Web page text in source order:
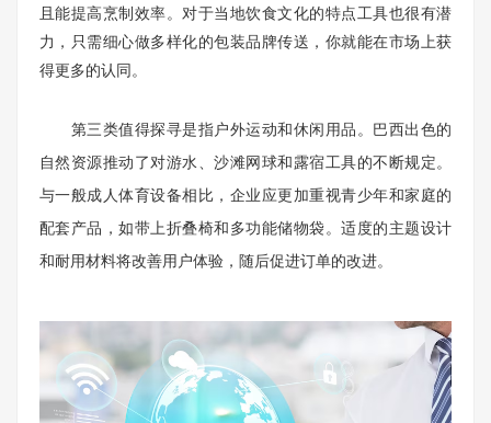
且能提高烹制效率。对于当地饮食文化的特点工具也很有潜
力，只需细心做多样化的包装品牌传送，你就能在市场上获
得更多的认同。
第三类值得探寻是指户外运动和休闲用品。巴西出色的
自然资源推动了对游水、沙滩网球和露宿工具的不断规定。
与一般成人体育设备相比，企业应更加重视青少年和家庭的
配套产品，如带上折叠椅和多功能储物袋。适度的主题设计
和耐用材料将改善用户体验，随后促进订单的改进。